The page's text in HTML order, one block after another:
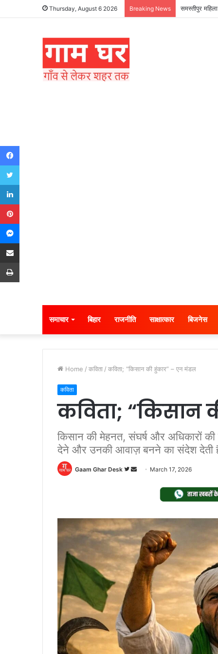
Thursday, August 6 2026 Breaking News समस्तीपुर
समाचार बिहार राजनीति साक्षात्कार बिजनेस
Home / कविता / कविता; “किसान की हुंकार” – एन मंडल
कविता
कविता; “किसान
किसान की मेहनत, संघर्ष और अधिकारों की
देने और उनकी आवाज़ बनने का संदेश देती
Gaam Ghar Desk
Follow
Send March 17, 2026
Facebook
Twitter
LinkedIn
Pinterest
Messenger
Share via Email